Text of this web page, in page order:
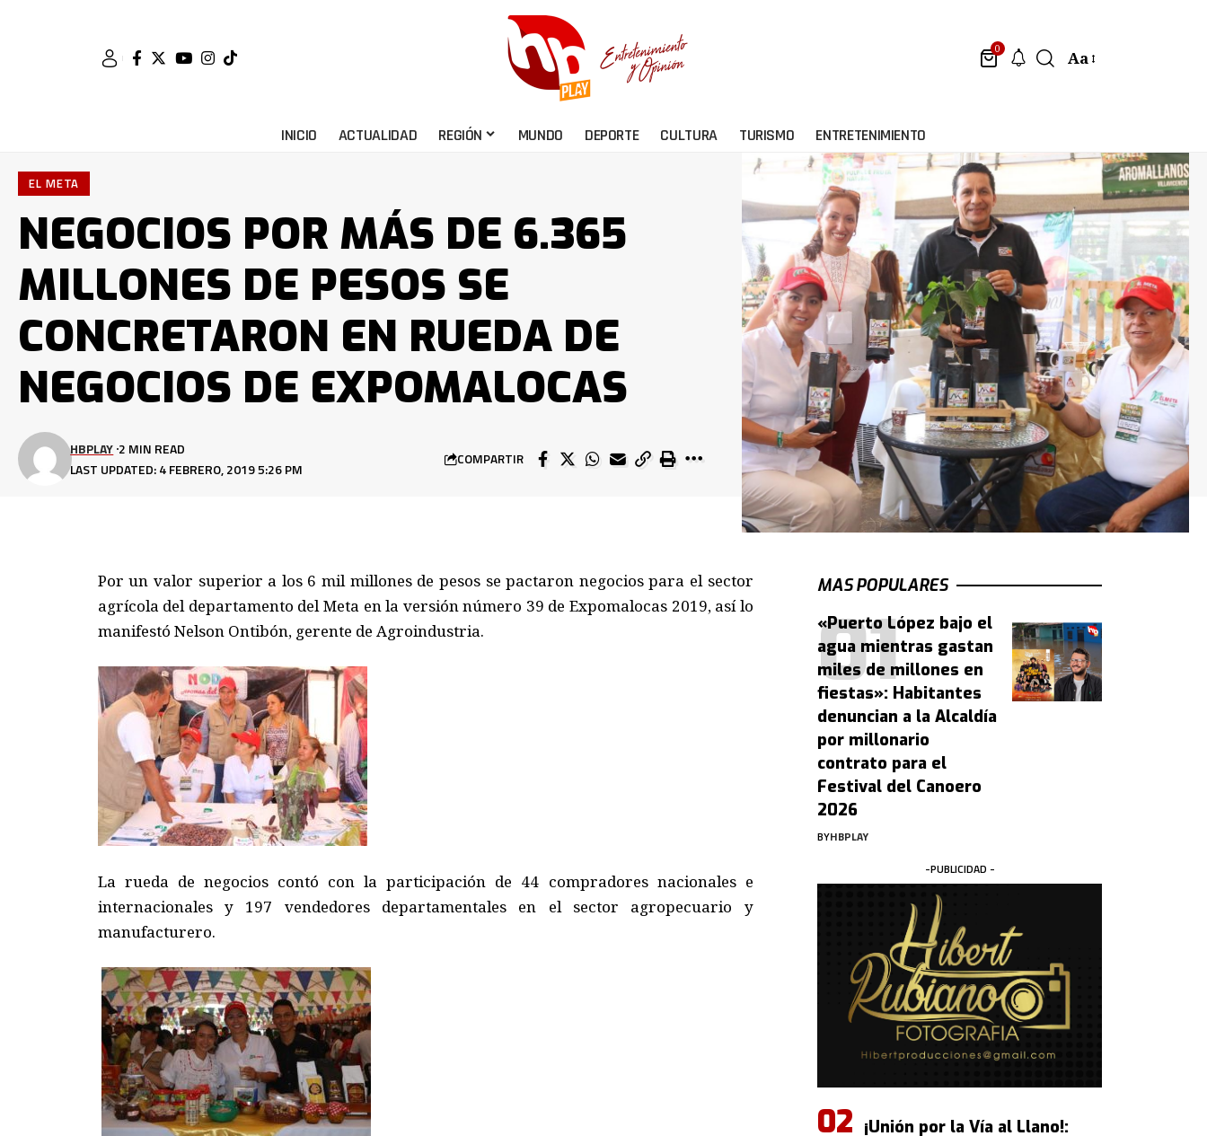
0 Aa
INICIO ACTUALIDAD REGIÓN MUNDO DEPORTE CULTURA TURISMO ENTRETENIMIENTO
EL META
NEGOCIOS POR MÁS DE 6.365
MILLONES DE PESOS SE
CONCRETARON EN RUEDA DE
NEGOCIOS DE EXPOMALOCAS
LAST UPDATED: 4 FEBRERO, 2019 5:26 PM
HBPLAY 2 MIN READ
COMPARTIR
Por un valor superior a los 6 mil millones de pesos se pactaron negocios para el sector
agrícola del departamento del Meta en la versión número 39 de Expomalocas 2019, así lo
manifestó Nelson Ontibón, gerente de Agroindustria.
La rueda de negocios contó con la participación de 44 compradores nacionales e
internacionales y 197 vendedores departamentales en el sector agropecuario y
manufacturero.
MAS POPULARES
«Puerto López bajo el
agua mientras gastan
miles de millones en
fiestas»: Habitantes
denuncian a la Alcaldía
por millonario
contrato para el
Festival del Canoero
2026
BYHBPLAY
-PUBLICIDAD -
¡Unión por la Vía al Llano!: